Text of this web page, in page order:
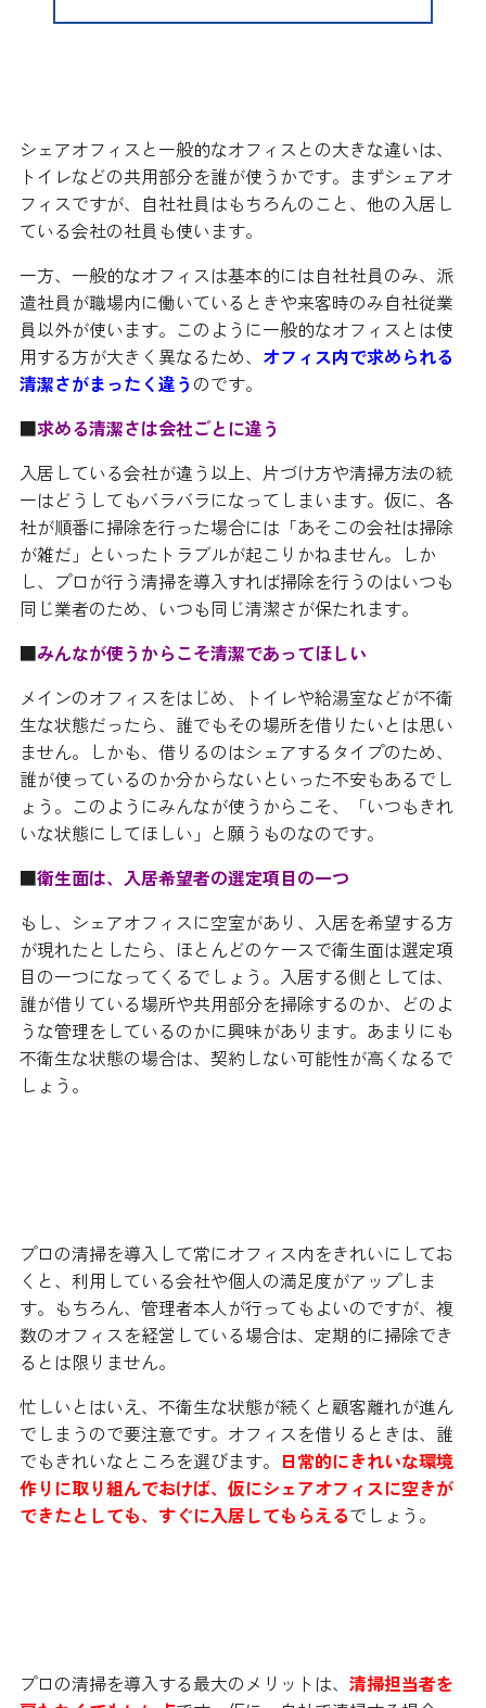
シェアオフィスと一般的なオフィスとの大きな違いは、
トイレなどの共用部分を誰が使うかです。まずシェアオ
フィスですが、自社社員はもちろんのこと、他の入居し
ている会社の社員も使います。
一方、一般的なオフィスは基本的には自社社員のみ、派
遣社員が職場内に働いているときや来客時のみ自社従業
員以外が使います。このように一般的なオフィスとは使
用する方が大きく異なるため、 オフィス内で求められる
清潔さがまったく違う のです。
■求める清潔さは会社ごとに違う
入居している会社が違う以上、片づけ方や清掃方法の統
一はどうしてもバラバラになってしまいます。仮に、各
社が順番に掃除を行った場合には「あそこの会社は掃除
が雑だ」といったトラブルが起こりかねません。しか
し、プロが行う清掃を導入すれば掃除を行うのはいつも
同じ業者のため、いつも同じ清潔さが保たれます。
■みんなが使うからこそ清潔であってほしい
メインのオフィスをはじめ、トイレや給湯室などが不衛
生な状態だったら、誰でもその場所を借りたいとは思い
ません。しかも、借りるのはシェアするタイプのため、
誰が使っているのか分からないといった不安もあるでし
ょう。このようにみんなが使うからこそ、「いつもきれ
いな状態にしてほしい」と願うものなのです。
■衛生面は、入居希望者の選定項目の一つ
もし、シェアオフィスに空室があり、入居を希望する方
が現れたとしたら、ほとんどのケースで衛生面は選定項
目の一つになってくるでしょう。入居する側としては、
誰が借りている場所や共用部分を掃除するのか、どのよ
うな管理をしているのかに興味があります。あまりにも
不衛生な状態の場合は、契約しない可能性が高くなるで
しょう。
プロの清掃を導入して常にオフィス内をきれいにしてお
くと、利用している会社や個人の満足度がアップしま
す。もちろん、管理者本人が行ってもよいのですが、複
数のオフィスを経営している場合は、定期的に掃除でき
るとは限りません。
忙しいとはいえ、不衛生な状態が続くと顧客離れが進ん
でしまうので要注意です。オフィスを借りるときは、誰
でもきれいなところを選びます。 日常的にきれいな環境
作りに取り組んでおけば、仮にシェアオフィスに空きが
できたとしても、すぐに入居してもらえるでしょう。
プロの清掃を導入する最大のメリットは、 清掃担当者を